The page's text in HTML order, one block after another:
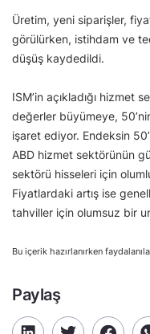
Üretim, yeni siparişler,
görülürken, istihdam ve
düşüş kaydedildi.
ISM’in açıkladığı hizmet
değerler büyümeye,
işaret ediyor. Endeksin
ABD hizmet sektörünün
sektörü hisseleri için
Fiyatlardaki artış ise
tahviller için olumsuz bir
Bu içerik hazırlanırken
Paylaş